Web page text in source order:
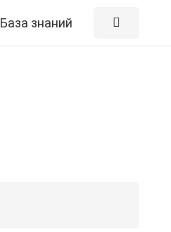
База знаний